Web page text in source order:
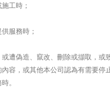
工時；
服務時；
遭偽造、竄改、刪除或擷取，或
容，或其他本公司認為有需要停
。